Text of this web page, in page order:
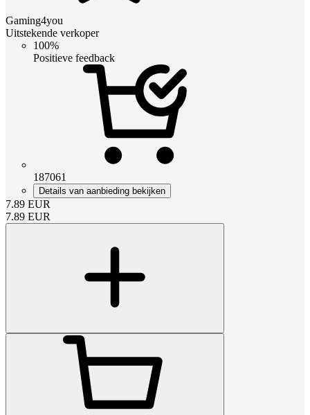
Gaming4you
Uitstekende verkoper
100%
Positieve feedback
187061
Details van aanbieding bekijken
7.89 EUR
7.89 EUR